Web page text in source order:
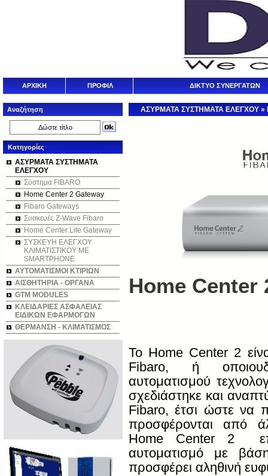
ΑΡΧΙΚΗ ΠΡΟΦΙΛ ΔΙΚΤΥΟ ΣΥΝΕΡΓΑΤΩΝ
Αναζήτηση
Κατηγορίες
ΑΣΥΡΜΑΤΑ ΣΥΣΤΗΜΑΤΑ
ΕΛΕΓΧΟΥ
Σύστημα FIBARO
Home Center 2 Gateway
Fibaro Gateways
Συσκευές Z-Wave Fibaro
Home Center Lite Gateway
ΣΥΣΚΕΥΗ ΕΛΕΓΧΟΥ
ΚΛΙΜΑΤΙΣΤΙΚΟΥ ΜΕ
SMARTPHONE
ΑΥΤΟΜΑΤΙΣΜΟΙ ΚΤΙΡΙΩΝ
ΑΙΣΘΗΤΗΡΙΑ - ΟΡΓΑΝΑ
GTM MODULES
ΚΛΕΙΔΑΡΙΕΣ ΑΣΦΑΛΕΙΑΣ
ΕΙΔΙΚΩΝ ΕΦΑΡΜΟΓΩΝ
ΘΕΡΜΑΝΣΗ - ΚΛΙΜΑΤΙΣΜΟΣ
ΑΣΥΡΜΑΤΑ ΣΥΣΤΗΜΑΤΑ ΕΛΕΓΧΟΥ »
Home Center
To Home Center 2
Fibaro, ή
αυτοματισμού
σχεδιάστηκε και
Fibaro, έτσι ώστε να
προσφέρονται από
Home
Center 2
αυτοματισμό με
προσφέρει αληθινή